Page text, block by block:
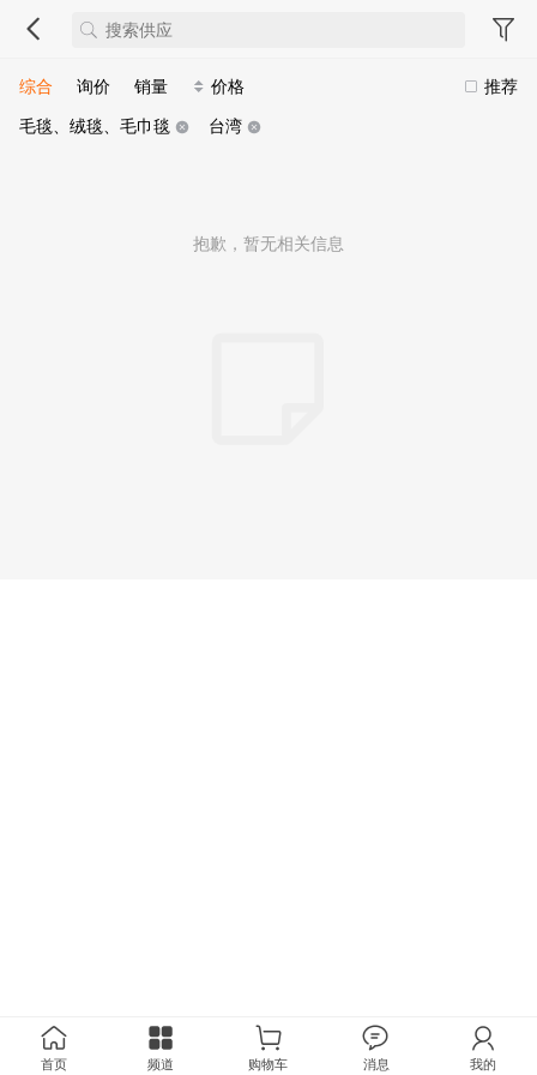
推荐
综合 询价 销量
价格
毛毯、绒毯、毛巾毯
台湾
抱歉，暂无相关信息
首页 频道 购物车 消息 我的